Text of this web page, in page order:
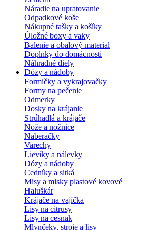
Náradie na upratovanie
Odpadkové koše
Nákupné tašky a košíky
Úložné boxy a vaky
Balenie a obalový material
Doplnky do domácnosti
Náhradné diely
Dózy a nádoby
Formičky a vykrajovačky
Formy na pečenie
Odmerky
Dosky na krájanie
Strúhadlá a krájače
Nože a nožnice
Naberačky
Varechy
Lieviky a nálevky
Dózy a nádoby
Cedníky a sitká
Misy a misky plastové kovové
Haluškár
Krájače na vajíčka
Lisy na citrusy
Lisy na cesnak
Mlynčeky, stroje a lisy